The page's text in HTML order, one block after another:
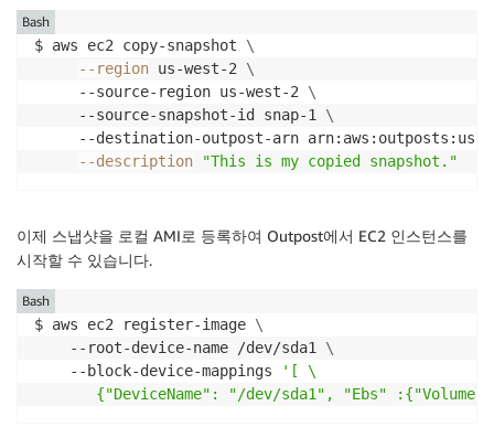
$ aws ec2 copy-snapshot \
--region us-west-2 \
     --source-region us-west-2
\
     --source-snapshot-id snap-1
\
--destination-outpost-arn
--description
"This is my copied snapshot."
Bash
이제 스냅샷을 로컬 AMI로 등록하여 Outpost에서 EC2 인스턴스를
시작할 수 있습니다.
$ aws ec2 register-image \
    --root-device-name /dev/sda1
\
    --block-device-mappings
'[ \
{"DeviceName": "/dev/sda1", "Ebs"
Bash